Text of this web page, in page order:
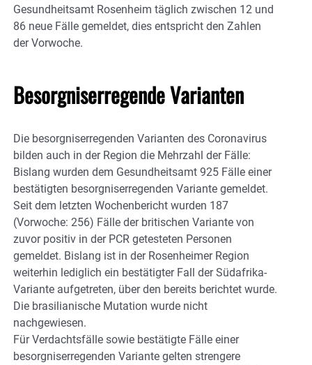
Gesundheitsamt Rosenheim täglich zwischen 12 und
86 neue Fälle gemeldet, dies entspricht den Zahlen
der Vorwoche.
Besorgniserregende Varianten
Die besorgniserregenden Varianten des Coronavirus
bilden auch in der Region die Mehrzahl der Fälle:
Bislang wurden dem Gesundheitsamt 925 Fälle einer
bestätigten besorgniserregenden Variante gemeldet.
Seit dem letzten Wochenbericht wurden 187
(Vorwoche: 256) Fälle der britischen Variante von
zuvor positiv in der PCR getesteten Personen
gemeldet. Bislang ist in der Rosenheimer Region
weiterhin lediglich ein bestätigter Fall der Südafrika-
Variante aufgetreten, über den bereits berichtet wurde.
Die brasilianische Mutation wurde nicht
nachgewiesen.
Für Verdachtsfälle sowie bestätigte Fälle einer
besorgniserregenden Variante gelten strengere